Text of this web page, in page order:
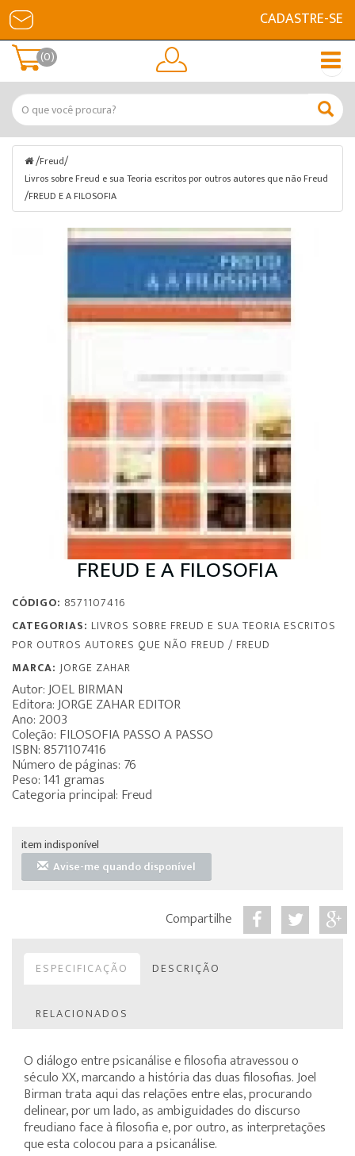
CADASTRE-SE
(0)
/Freud/
Livros sobre Freud e sua Teoria escritos por outros autores que não Freud
/FREUD E A FILOSOFIA
FREUD E A FILOSOFIA
CÓDIGO: 8571107416
CATEGORIAS: LIVROS SOBRE FREUD E SUA TEORIA ESCRITOS
POR OUTROS AUTORES QUE NÃO FREUD / FREUD
MARCA: JORGE ZAHAR
Autor: JOEL BIRMAN
Editora: JORGE ZAHAR EDITOR
Ano: 2003
Coleção: FILOSOFIA PASSO A PASSO
ISBN: 8571107416
Número de páginas: 76
Peso: 141 gramas
Categoria principal: Freud
item indisponível
Avise-me quando disponível
Compartilhe
ESPECIFICAÇÃO DESCRIÇÃO
RELACIONADOS
O diálogo entre psicanálise e filosofia atravessou o
século XX, marcando a história das duas filosofias. Joel
Birman trata aqui das relações entre elas, procurando
delinear, por um lado, as ambiguidades do discurso
freudiano face à filosofia e, por outro, as interpretações
que esta colocou para a psicanálise.